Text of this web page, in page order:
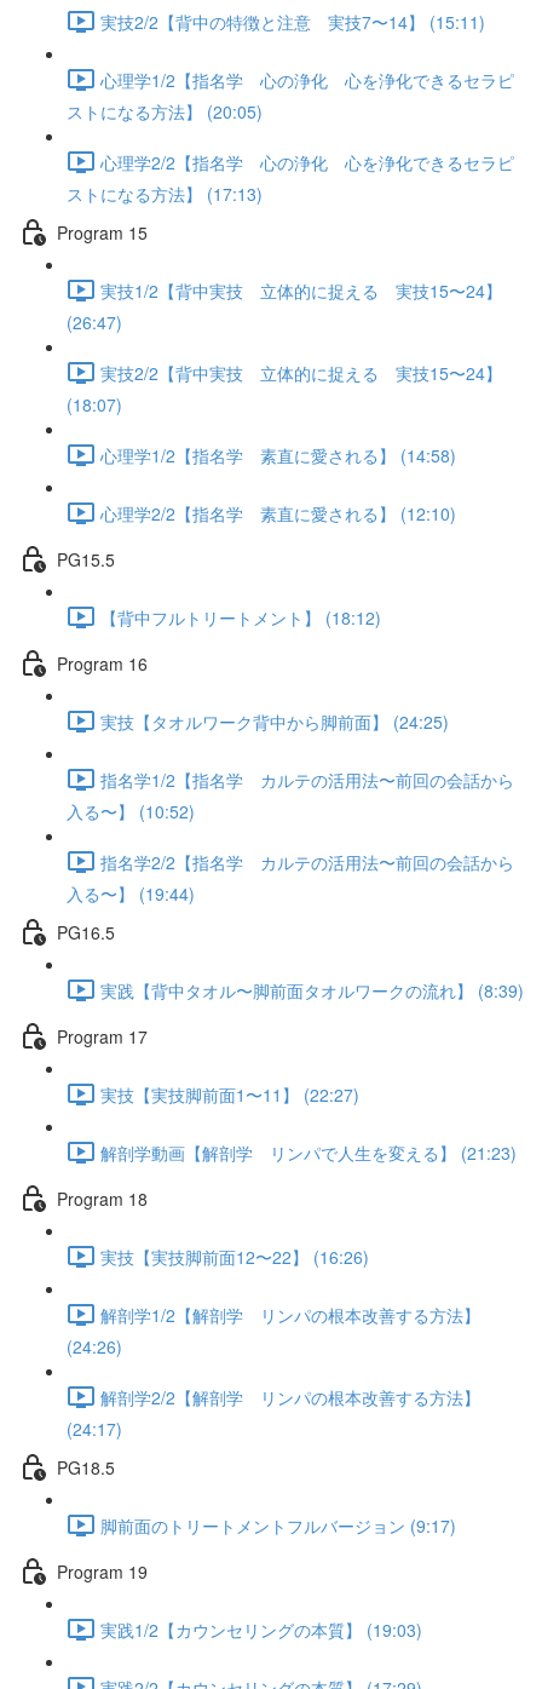
実技2/2【背中の特徴と注意 実技7〜14】 (15:11)
心理学1/2【指名学 心の浄化 心を浄化できるセラピ
ストになる方法】 (20:05)
心理学2/2【指名学 心の浄化 心を浄化できるセラピ
ストになる方法】 (17:13)
Program 15
実技1/2【背中実技 立体的に捉える 実技15〜24】
(26:47)
実技2/2【背中実技 立体的に捉える 実技15〜24】
(18:07)
心理学1/2【指名学 素直に愛される】 (14:58)
心理学2/2【指名学 素直に愛される】 (12:10)
PG15.5
【背中フルトリートメント】 (18:12)
Program 16
実技【タオルワーク背中から脚前面】 (24:25)
指名学1/2【指名学 カルテの活用法〜前回の会話から
入る〜】 (10:52)
指名学2/2【指名学 カルテの活用法〜前回の会話から
入る〜】 (19:44)
PG16.5
実践【背中タオル〜脚前面タオルワークの流れ】 (8:39)
Program 17
実技【実技脚前面1〜11】 (22:27)
解剖学動画【解剖学 リンパで人生を変える】 (21:23)
Program 18
実技【実技脚前面12〜22】 (16:26)
解剖学1/2【解剖学 リンパの根本改善する方法】
(24:26)
解剖学2/2【解剖学 リンパの根本改善する方法】
(24:17)
PG18.5
脚前面のトリートメントフルバージョン (9:17)
Program 19
実践1/2【カウンセリングの本質】 (19:03)